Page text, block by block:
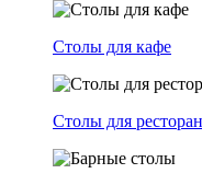
Столы для кафе
Столы для